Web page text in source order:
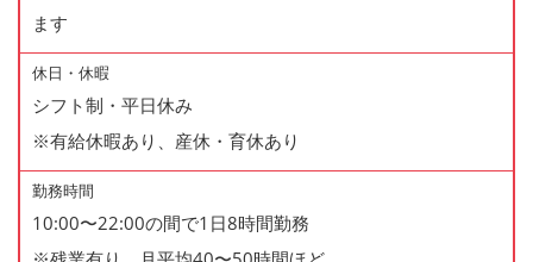
ます
休日・休暇
シフト制・平日休み
※有給休暇あり、産休・育休あり
勤務時間
10:00〜22:00の間で1日8時間勤務